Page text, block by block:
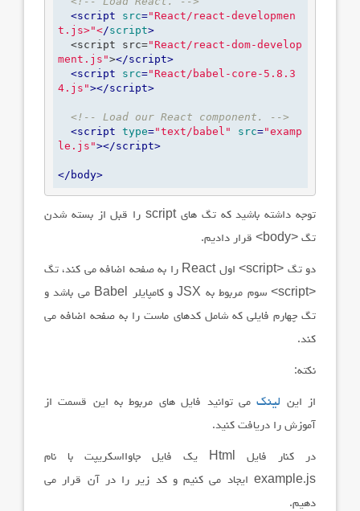
<script src="React/react-developmen
t.js>"</script>
  <script src=
"React/react-dom-develop
ment.js"></script>
<script src="React/babel-core-5.8.3
4.js"></script>
<!-- Load our React component. -->
<script type="text/babel" src="examp
le.js"></script>
</ body>
توجه داشته باشید که تگ هایscriptرا قبل از بسته شدن
تگ <body> قرار دادیم.
دو تگ <script>اولReact را به صفحه اضافه می کند، تگ
<script> سوم مربوط به JSX و کامپایلر Babel می باشد و
تگ چهارم فایلی که شامل کدهای ماست را به صفحه اضافه می
کند.
نکته:
از این لینکمی توانید فایل های مربوط به این قسمت از
آموزش را دریافت کنید.
در کنار فایل Html یک فایل جاوااسکریپت با نام
example.js ایجاد می کنیم و کد زیر را در آن قرار می
دهیم.